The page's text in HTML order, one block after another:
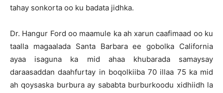
tahay sonkorta oo ku badata jidhka.
Dr. Hangur Ford oo maamule ka ah xarun caafimaad oo ku
taalla magaalada Santa Barbara ee gobolka California
ayaa isaguna ka mid ahaa khubarada samaysay
daraasaddan daahfurtay in boqolkiiba 70 illaa 75 ka mid
ah qoysaska burbura ay sababta burburkoodu xidhiidh la